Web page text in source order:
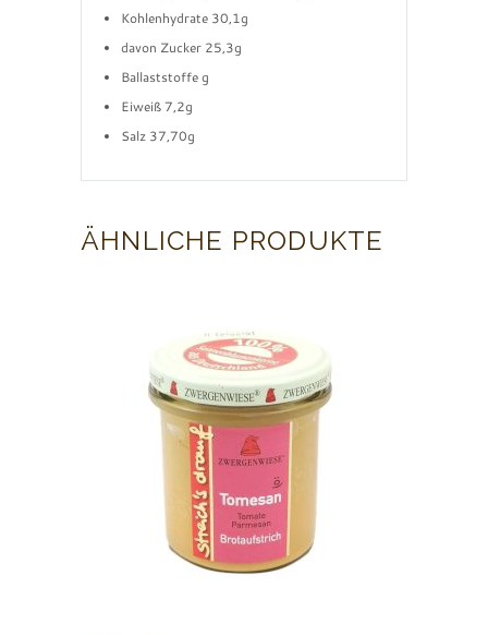
Kohlenhydrate 30,1g
davon Zucker 25,3g
Ballaststoffe g
Eiweiß 7,2g
Salz 37,70g
ÄHNLICHE PRODUKTE